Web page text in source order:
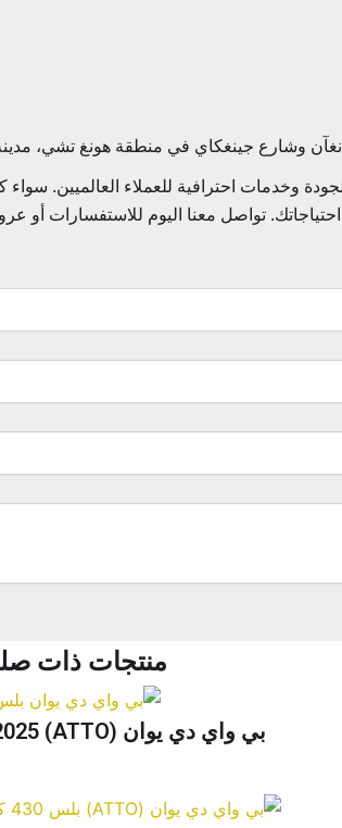
وخدمات احترافية للعملاء العالميين.
تواصل معنا اليوم للاستفسارات أو
منتجات ذات
بي واي دي يوان (ATTO) UP 401KM 2025